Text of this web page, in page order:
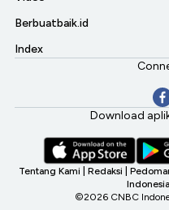
Berbuatbaik.id
Index
Download
Tentang Kami Redaksi
©2026 CNBC